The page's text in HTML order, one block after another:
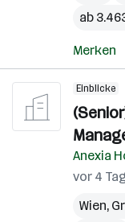
ab
Merken
Einblicke
Anexia
vor 4
Wien,